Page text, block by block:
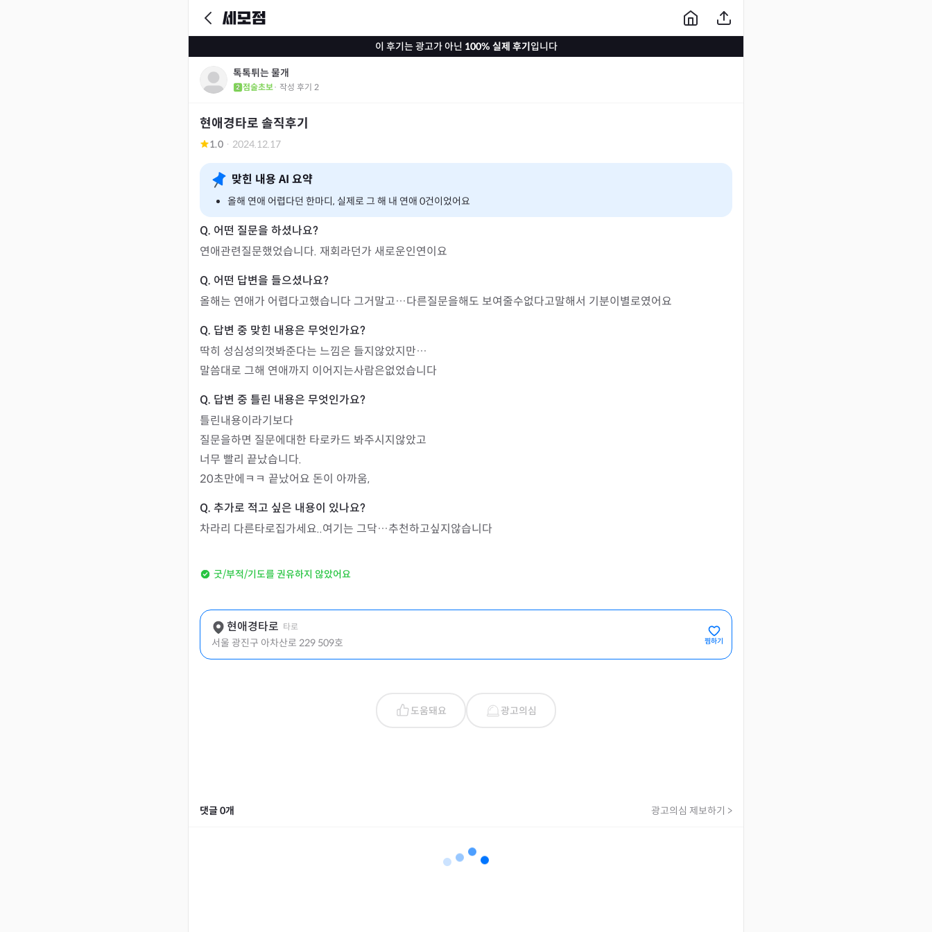
이 후기는 광고가 아닌 100% 실제 후기입니다
톡톡튀는 물개
점술초보· 작성 후기 2
현애경타로 솔직후기
1.0 · 2024.12.17
맞힌 내용 AI 요약
올해 연애 어렵다던 한마디, 실제로 그 해 내 연애 0건이었어요
연애관련질문했었습니다. 재회라던가 새로운인연이요
올해는 연애가 어렵다고했습니다 그거말고…다른질문을해도 보여줄수없다고말해서 기분이별로였어요
딱히 성심성의껏봐준다는 느낌은 들지않았지만…
말씀대로 그해 연애까지 이어지는사람은없었습니다
틀린내용이라기보다
질문을하면 질문에대한 타로카드 봐주시지않았고
너무 빨리 끝났습니다.
20초만에ㅋㅋ 끝났어요 돈이 아까움,
차라리 다른타로집가세요..여기는 그닥…추천하고싶지않습니다
굿/부적/기도를 권유하지 않았어요
현애경타로 타로
서울 광진구 아차산로 229 509호 찜하기
도움돼요 광고의심
댓글0개 광고의심 제보하기 >